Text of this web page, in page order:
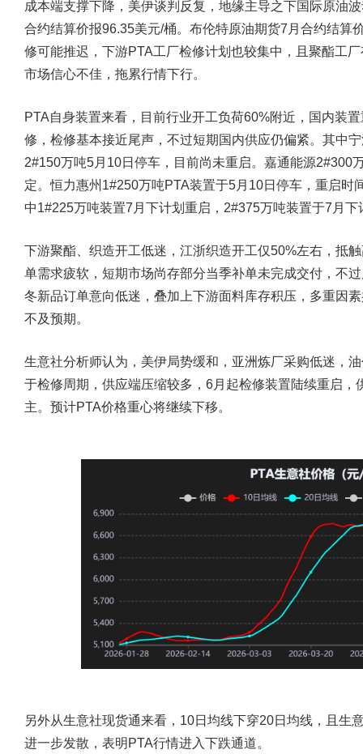
成本端支撑下降，美伊谈判反复，地缘主导之下国际原油
合约结算价报96.35美元/桶。布伦特原油期货7月合约结算
修可能推迟，下游PTA工厂检修计划也较集中，且聚酯工
市场信心不佳，拖累行情下行。
PTA自身装置来看，目前行业开工负荷60%附近，国内装
修，检修基本接近尾声，不过短期国内供应仍偏紧。其中
2#150万吨5月10日停车，目前尚未重启。嘉通能源2#300
定。恒力惠州1#250万吨PTA装置于5月10日停车，重启时
中1#225万吨装置7月下计划重启，2#375万吨装置于7月下
下游聚酯、织造开工低迷，江浙织造开工仅50%左右，抵
单需求疲软，短期市场尚存部分当季补单未完成交付，不
冬新品订单意向低迷，叠加上下游面料库存积压，多重因
不及预期。
生意社分析师认为，美伊局势缓和，亚洲炼厂采购低迷，
于检修周期，供应端压缩较多，6月起检修装置陆续重启
主。预计PTA价格重心将继续下移。
另外从生意社现货通来看，10日均线下穿20日均线，且生
进一步发散，表明PTA行情进入下跌通道。